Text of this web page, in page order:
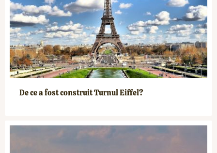
De ce a fost construit Turnul Eiffel?